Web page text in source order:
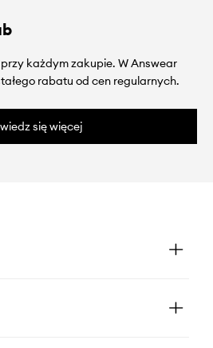
każdym zakupie. W Answear
rabatu od cen regularnych.
się więcej